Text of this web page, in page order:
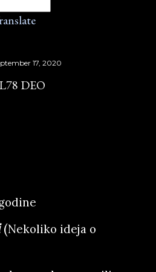
17, 2020
DEO
(Nekoliko ideja o